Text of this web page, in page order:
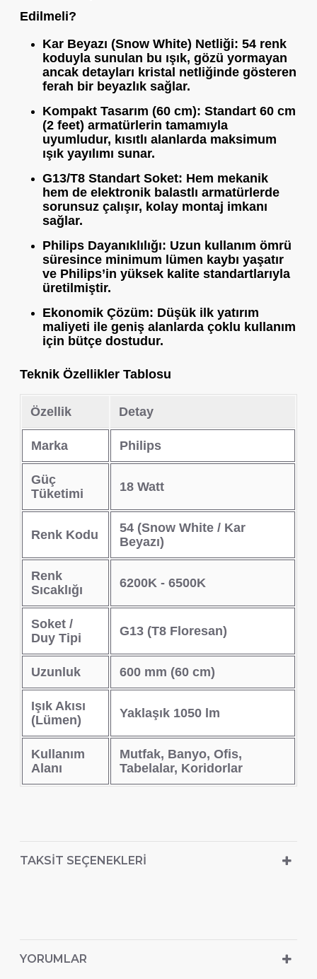
Edilmeli?
Kar Beyazı (Snow White) Netliği: 54 renk
koduyla sunulan bu ışık, gözü yormayan
ancak detayları kristal netliğinde gösteren
ferah bir beyazlık sağlar.
Kompakt Tasarım (60 cm): Standart 60 cm
(2 feet) armatürlerin tamamıyla
uyumludur, kısıtlı alanlarda maksimum
ışık yayılımı sunar.
G13/T8 Standart Soket: Hem mekanik
hem de elektronik balastlı armatürlerde
sorunsuz çalışır, kolay montaj imkanı
sağlar.
Philips Dayanıklılığı: Uzun kullanım ömrü
süresince minimum lümen kaybı yaşatır
ve Philips’in yüksek kalite standartlarıyla
üretilmiştir.
Ekonomik Çözüm: Düşük ilk yatırım
maliyeti ile geniş alanlarda çoklu kullanım
için bütçe dostudur.
Teknik Özellikler Tablosu
Özellik Detay
Marka Philips
Güç
Tüketimi
18 Watt
Renk Kodu
54 (Snow White / Kar
Beyazı)
Renk
Sıcaklığı
6200K - 6500K
Soket /
Duy Tipi
G13 (T8 Floresan)
Uzunluk 600 mm (60 cm)
Işık Akısı
(Lümen)
Yaklaşık 1050 lm
Kullanım
Alanı
Mutfak, Banyo, Ofis,
Tabelalar, Koridorlar
TAKSIT SEÇENEKLERI
YORUMLAR